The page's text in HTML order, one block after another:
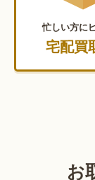
忙しい方に
宅配買
お